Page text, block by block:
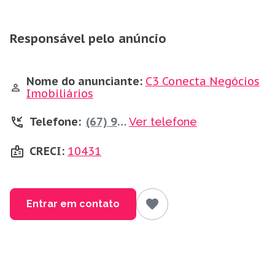
Responsável pelo anúncio
Nome do anunciante: C3 Conecta Negócios
Imobiliários
Telefone:
(67) 99659-7444Ver telefone
CRECI: 10431
Entrar em contato